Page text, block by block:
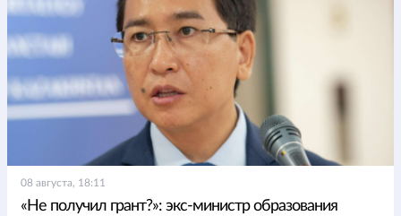
08 августа, 18:11
«Не получил грант?»: экс-министр образования